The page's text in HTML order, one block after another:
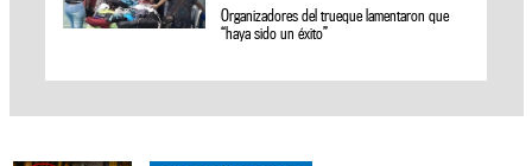
Organizadores del trueque lamentaron que
“haya sido un éxito”